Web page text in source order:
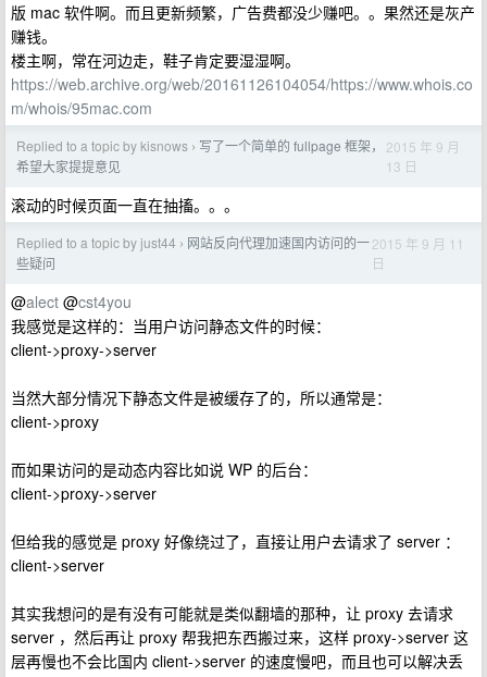
版 mac 软件啊。而且更新频繁，广告费都没少赚吧。。果然还是灰产
赚钱。
楼主啊，常在河边走，鞋子肯定要湿湿啊。
https://web.archive.org/web/20161126104054/https://www.whois.co
m/whois/95mac.com
Replied to a topic by kisnows › 写了一个简单的 fullpage 框架，
希望大家提提意见
2015 年 9 月
13 日
滚动的时候页面一直在抽搐。。。
Replied to a topic by just44 › 网站反向代理加速国内访问的一
些疑问
2015 年 9 月 11
日
@alect @cst4you
我感觉是这样的：当用户访问静态文件的时候：
client->proxy->server
当然大部分情况下静态文件是被缓存了的，所以通常是：
client->proxy
而如果访问的是动态内容比如说 WP 的后台：
client->proxy->server
但给我的感觉是 proxy 好像绕过了，直接让用户去请求了 server ：
client->server
其实我想问的是有没有可能就是类似翻墙的那种，让 proxy 去请求
server ，然后再让 proxy 帮我把东西搬过来，这样 proxy->server 这
层再慢也不会比国内 client->server 的速度慢吧，而且也可以解决丢